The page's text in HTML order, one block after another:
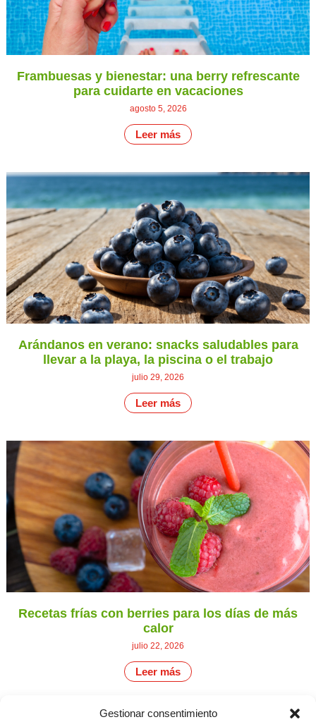
Gestionar consentimiento
Frambuesas y bienestar: una berry refrescante
para cuidarte en vacaciones
agosto 5, 2026
Leer más
Arándanos en verano: snacks saludables para
llevar a la playa, la piscina o el trabajo
julio 29, 2026
Leer más
Recetas frías con berries para los días de más
calor
julio 22, 2026
Leer más